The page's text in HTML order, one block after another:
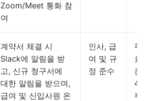
Zoom/Meet 통화 참
여
계약서 체결 시
Slack에 알림을 받
고, 신규 청구서에
대한 알림을 받으며,
급여 및 신입사원 온
인사, 급
여 및 규
정 준수
무
료
은
49
부